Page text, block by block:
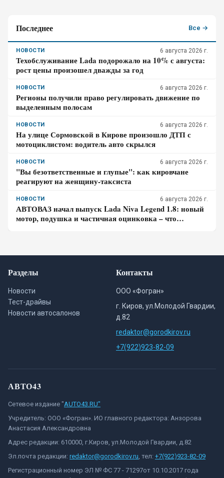
Последнее Все →
НОВОСТИ 6 августа 2026 г.
Техобслуживание Lada подорожало на 10% с августа:
рост цены произошел дважды за год
НОВОСТИ 6 августа 2026 г.
Регионы получили право регулировать движение по
выделенным полосам
НОВОСТИ 6 августа 2026 г.
На улице Сормовской в Кирове произошло ДТП с
мотоциклистом: водитель авто скрылся
НОВОСТИ 6 августа 2026 г.
"Вы безответственные и глупые": как кировчане
реагируют на женщину-таксиста
НОВОСТИ 6 августа 2026 г.
АВТОВАЗ начал выпуск Lada Niva Legend 1.8: новый
мотор, подушка и частичная оцинковка – что
Разделы
Новости
Тест-драйвы
Новости автосалонов
Контакты
ООО «Фогран»
г. Киров, ул.Молодой Гвардии,
д.82
redaktor@gorodkirov.ru
+7(922)923-82-09
АВТО43
Сетевое издание "AUTO43.RU"
Учредитель: ООО «Фогран». ИО главного редактора: Анзорова
Анастасия Александровна
Адрес редакции: 610000, г.Киров, ул.Молодой Гвардии, д.82
Эл.почта редакции: redaktor@gorodkirov.ru, тел: +7(922)923-82-09
Регистрационный номер ЭЛ № ФС 77 - 71297от 10.10.2017 года